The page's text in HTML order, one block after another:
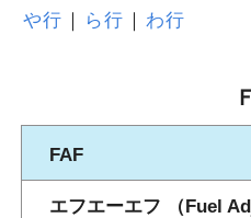
や行
ら行 わ行
Ｆ
FAF
エフエーエフ （Fuel